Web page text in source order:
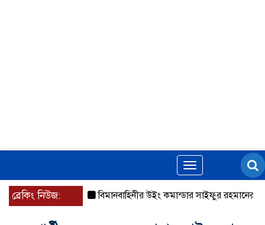
Toggle
navigation
ব্রেকিং নিউজ: বিমানবাহিনীর উইং কমান্ডার সাইফুর রহমানের বিরুদ্ধে